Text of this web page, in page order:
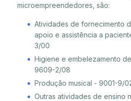
microempreendedores, são:
Atividades de fornecimento
apoio e assistência a
3/00
Higiene e embelezamento
9609-2/08
Produção musical - 9001-9/
Outras atividades de ensino